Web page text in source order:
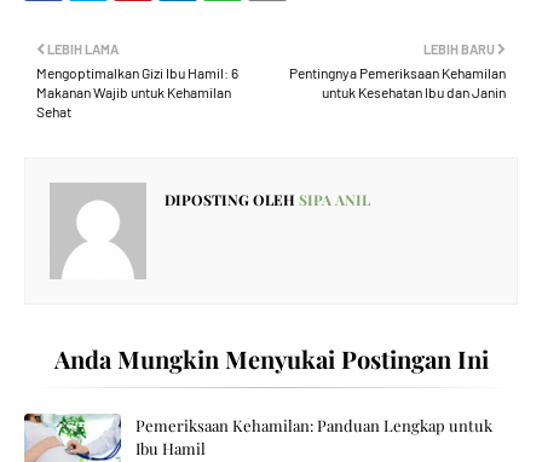
LEBIH BARU
Pentingnya Pemeriksaan Kehamilan
untuk Kesehatan Ibu dan Janin
LEBIH LAMA
Mengoptimalkan Gizi Ibu Hamil: 6
Makanan Wajib untuk Kehamilan
Sehat
DIPOSTING OLEH SIPA ANIL
Anda Mungkin Menyukai Postingan Ini
Pemeriksaan Kehamilan: Panduan Lengkap untuk
Ibu Hamil